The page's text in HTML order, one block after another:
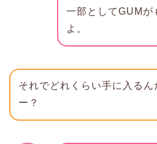
一部としてGUMが
よ。
それでどれくらい手に入るん
ー？